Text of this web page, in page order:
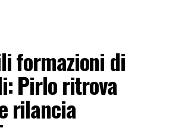
formazioni di
Pirlo ritrova
rilancia